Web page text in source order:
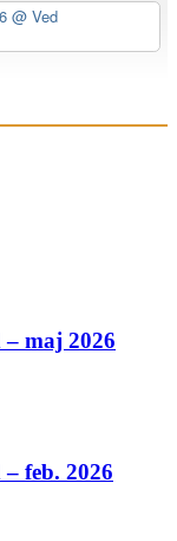
@ Ved
maj 2026
feb. 2026